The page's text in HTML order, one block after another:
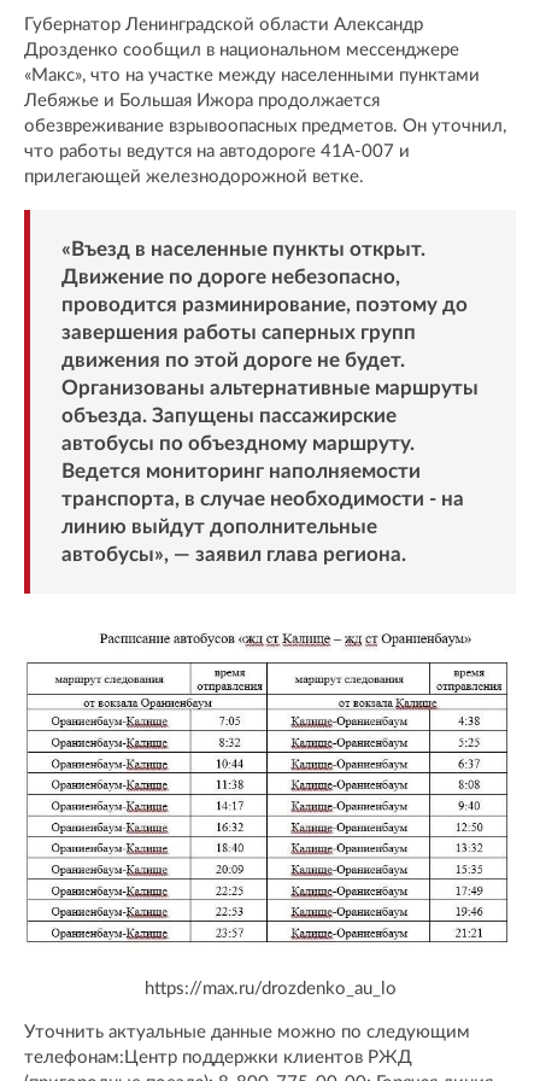
Губернатор Ленинградской области Александр
Дрозденко сообщил в национальном мессенджере
«Макс», что на участке между населенными пунктами
Лебяжье и Большая Ижора продолжается
обезвреживание взрывоопасных предметов. Он уточнил,
что работы ведутся на автодороге 41А-007 и
прилегающей железнодорожной ветке.
«Въезд в населенные пункты открыт.
Движение по дороге небезопасно,
проводится разминирование, поэтому до
завершения работы саперных групп
движения по этой дороге не будет.
Организованы альтернативные маршруты
объезда. Запущены пассажирские
автобусы по объездному маршруту.
Ведется мониторинг наполняемости
транспорта, в случае необходимости - на
линию выйдут дополнительные
автобусы», — заявил глава региона.
https://max.ru/drozdenko_au_lo
Уточнить актуальные данные можно по следующим
телефонам:Центр поддержки клиентов РЖД